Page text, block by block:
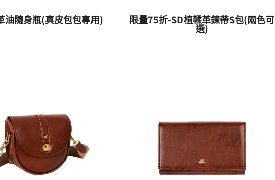
油隨身瓶(真皮包包專用) 限量75折-SD植鞣革鍊帶S包(兩色可
選)